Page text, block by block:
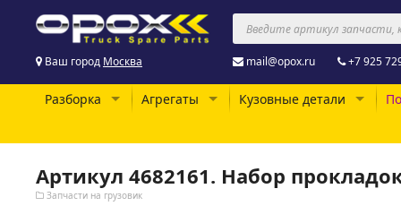
Ваш город Москва mail@opox.ru +7 925
Разборка Агрегаты Кузовные детали
Артикул 4682161. Набор
Запчасти на грузовик